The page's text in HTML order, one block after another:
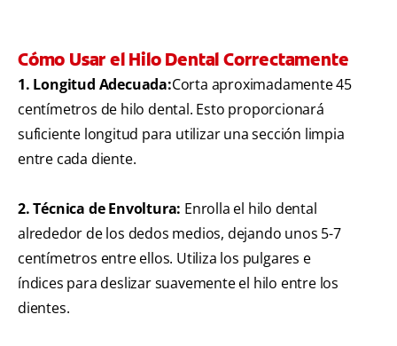
Cómo Usar el Hilo Dental Correctamente
1. Longitud Adecuada:Corta aproximadamente 45
centímetros de hilo dental. Esto proporcionará
suficiente longitud para utilizar una sección limpia
entre cada diente.
2. Técnica de Envoltura: Enrolla el hilo dental
alrededor de los dedos medios, dejando unos 5-7
centímetros entre ellos. Utiliza los pulgares e
índices para deslizar suavemente el hilo entre los
dientes.